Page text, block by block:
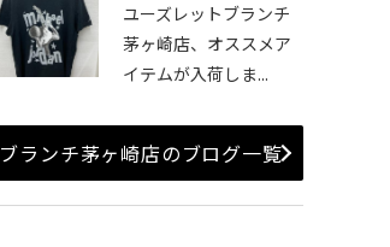
ユーズレットブランチ
茅ヶ崎店、オススメア
イテムが入荷しま...
ブランチ茅ヶ崎店のブログ一覧